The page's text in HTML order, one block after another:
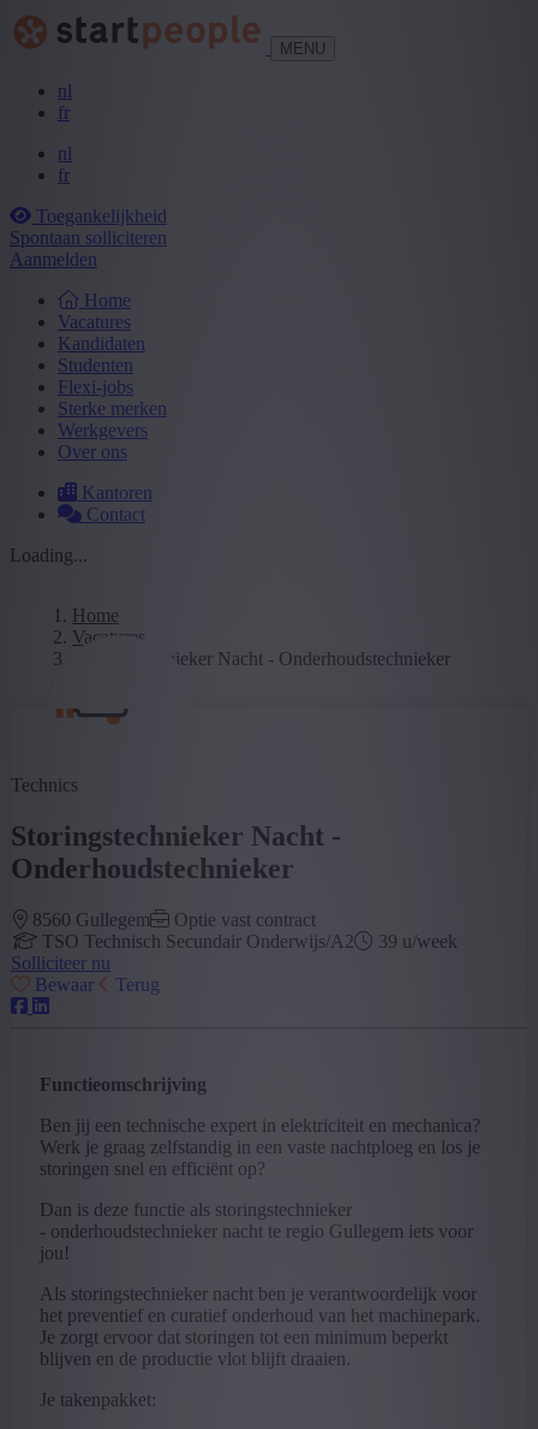
MENU
nl
fr
nl
fr
Toegankelijkheid
Spontaan solliciteren
Aanmelden
Home
Vacatures
Kandidaten
Studenten
Flexi-jobs
Sterke merken
Werkgevers
Over ons
Kantoren
Contact
Loading...
Home
Vacatures
Storingstechnieker Nacht - Onderhoudstechnieker
Technics
Storingstechnieker Nacht -
Onderhoudstechnieker
8560 Gullegem
Optie vast contract
TSO Technisch Secundair Onderwijs/A2
39 u/week
Solliciteer nu
Bewaar
Terug
Functieomschrijving
Ben jij een technische expert in elektriciteit en mechanica?
Werk je graag zelfstandig in een vaste nachtploeg en los je
storingen snel en efficiënt op?
Dan is deze functie als storingstechnieker
- onderhoudstechnieker nacht te regio Gullegem iets voor
jou!
Als storingstechnieker nacht ben je verantwoordelijk voor
het preventief en curatief onderhoud van het machinepark.
Je zorgt ervoor dat storingen tot een minimum beperkt
blijven en de productie vlot blijft draaien.
Je takenpakket: